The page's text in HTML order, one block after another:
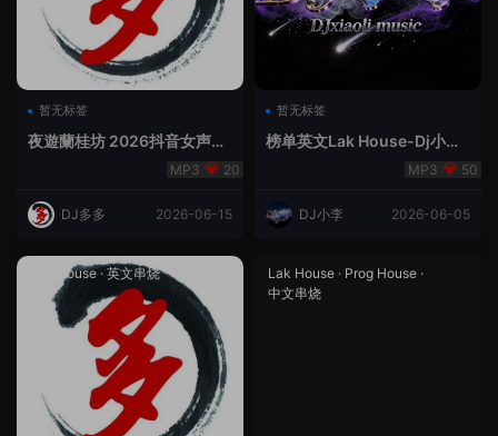
暂无标签
夜遊蘭桂坊 2026抖音女声整
合（DJ多多DJ尾巴）
20
DJ多多 2026-06-15
暂无标签
榜单英文Lak House-Dj小李
50
DJ小李 2026-06-05
Lak House· 英文串烧 Lak House · Prog House ·
中文串烧